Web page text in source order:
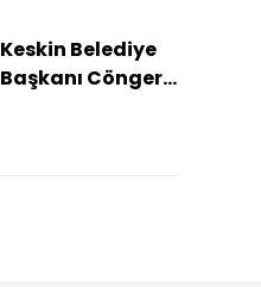
Keskin Belediye
Başkanı Cönger